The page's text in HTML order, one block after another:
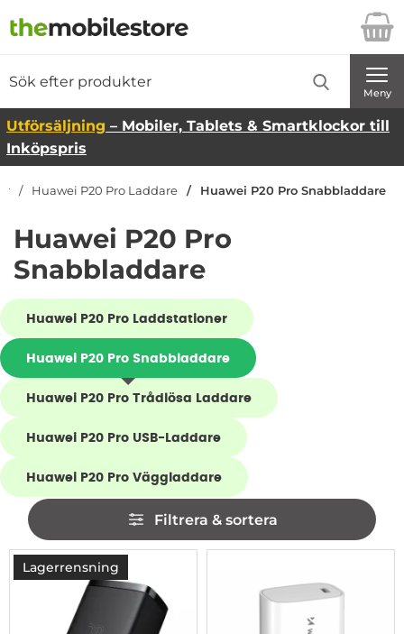
Startsidan för Danira Telecom AB
Meny
Utförsäljning – Mobiler, Tablets & Smartklockor till
Inköpspris
Huawei P20 Pro Laddare Huawei P20 Pro Snabbladdare
Huawei P20 Pro
Snabbladdare
Underkategorier
Huawei P20 Pro Laddstationer
Huawei P20 Pro Snabbladdare
Huawei P20 Pro Trådlösa Laddare
Huawei P20 Pro USB-Laddare
Huawei P20 Pro Väggladdare
Hoppa
över
filtersektionen
Filtrera & sortera
Filtrera & sortera
produktlista
Lagerrensning